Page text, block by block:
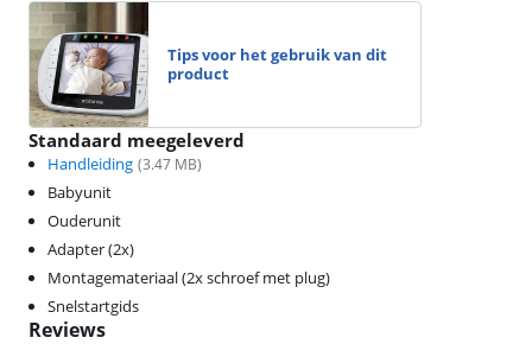
Tips voor het gebruik van dit
product
Standaard meegeleverd
Handleiding (3.47 MB)
Babyunit
Ouderunit
Adapter (2x)
Montagemateriaal (2x schroef met plug)
Snelstartgids
Reviews